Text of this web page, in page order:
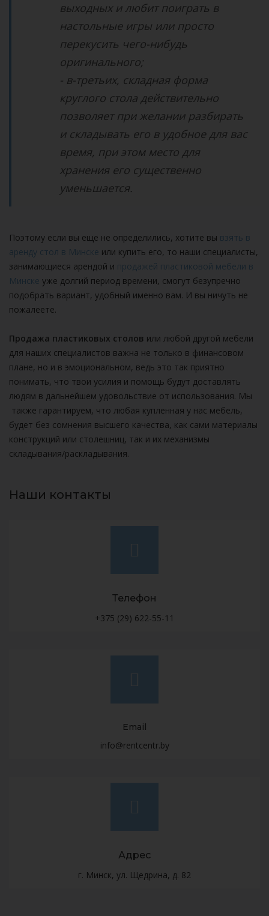
выходных и любит поиграть в
настольные игры или просто
перекусить чего-нибудь
оригинального;
- в-третьих, складная форма
круглого стола действительно
позволяет при желании разбирать
и складывать его в удобное для вас
время, при этом место для
хранения его существенно
уменьшается.
Поэтому если вы еще не определились, хотите вы взять в
аренду стол в Минске или купить его, то наши специалисты,
занимающиеся арендой и продажей пластиковой мебели в
Минске уже долгий период времени, смогут безупречно
подобрать вариант, удобный именно вам. И вы ничуть не
пожалеете.
Продажа пластиковых столов или любой другой мебели
для наших специалистов важна не только в финансовом
плане, но и в эмоциональном, ведь это так приятно
понимать, что твои усилия и помощь будут доставлять
людям в дальнейшем удовольствие от использования. Мы
также гарантируем, что любая купленная у нас мебель,
будет без сомнения высшего качества, как сами материалы
конструкций или столешниц, так и их механизмы
складывания/раскладывания.
Наши контакты
Телефон
+375 (29) 622-55-11
Email
info@rentcentr.by
Адрес
г. Минск, ул. Щедрина, д. 82